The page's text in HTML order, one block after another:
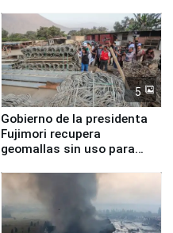
5
Gobierno de la presidenta
Fujimori recupera
geomallas sin uso para
Fenómeno El Niño